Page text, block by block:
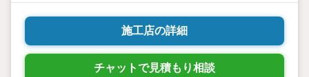
施工店の詳細
チャットで見積もり相談